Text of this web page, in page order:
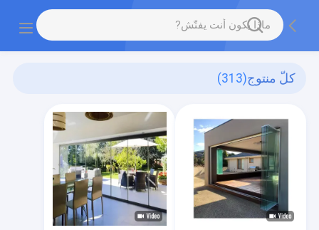
كلّ منتوج(313)